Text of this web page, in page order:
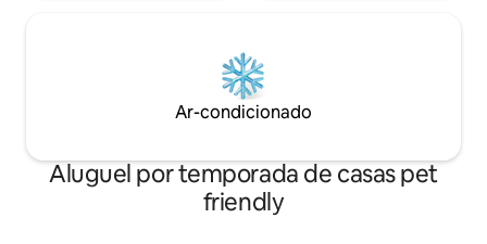
Ar-condicionado
Aluguel por temporada de casas pet
friendly